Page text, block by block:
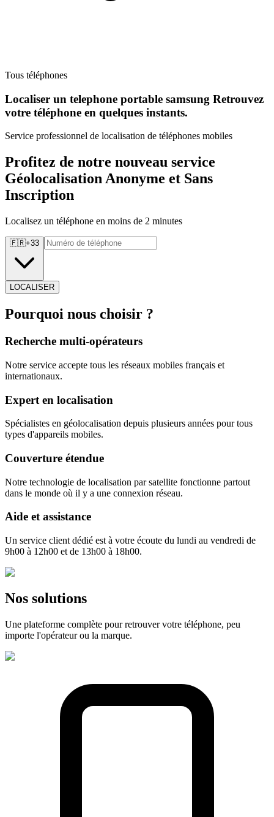
Tous téléphones
Localiser un telephone portable samsung Retrouvez
votre téléphone en quelques instants.
Service professionnel de localisation de téléphones mobiles
Profitez de notre nouveau service
Géolocalisation Anonyme et Sans
Inscription
Localisez un téléphone en moins de 2 minutes
🇫🇷+33
LOCALISER
Pourquoi nous choisir ?
Recherche multi-opérateurs
Notre service accepte tous les réseaux mobiles français et
internationaux.
Expert en localisation
Spécialistes en géolocalisation depuis plusieurs années pour tous
types d'appareils mobiles.
Couverture étendue
Notre technologie de localisation par satellite fonctionne partout
dans le monde où il y a une connexion réseau.
Aide et assistance
Un service client dédié est à votre écoute du lundi au vendredi de
9h00 à 12h00 et de 13h00 à 18h00.
Nos solutions
Une plateforme complète pour retrouver votre téléphone, peu
importe l'opérateur ou la marque.